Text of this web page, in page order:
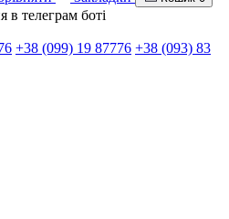
в телеграм боті
+38 (099) 19 87776 +38 (093) 83